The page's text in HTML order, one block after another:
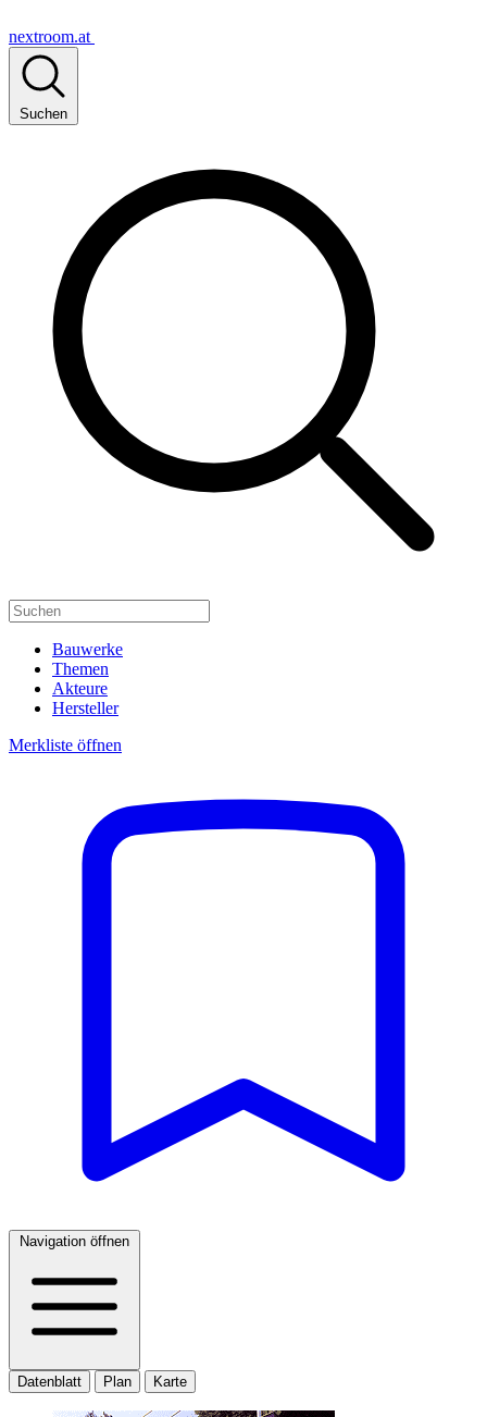
nextroom.at
Suchen
Bauwerke
Themen
Akteure
Hersteller
Merkliste öffnen
Navigation öffnen
Datenblatt Plan Karte